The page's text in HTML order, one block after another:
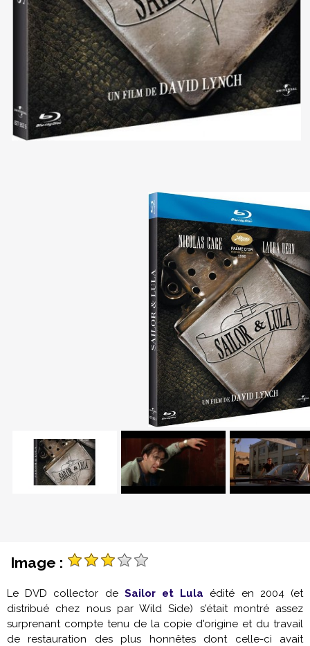
Image :
Le DVD collector de Sailor et Lula édité en 2004 (et
distribué chez nous par Wild Side) s'était montré assez
surprenant compte tenu de la copie d'origine et du travail
de restauration des plus honnêtes dont celle-ci avait